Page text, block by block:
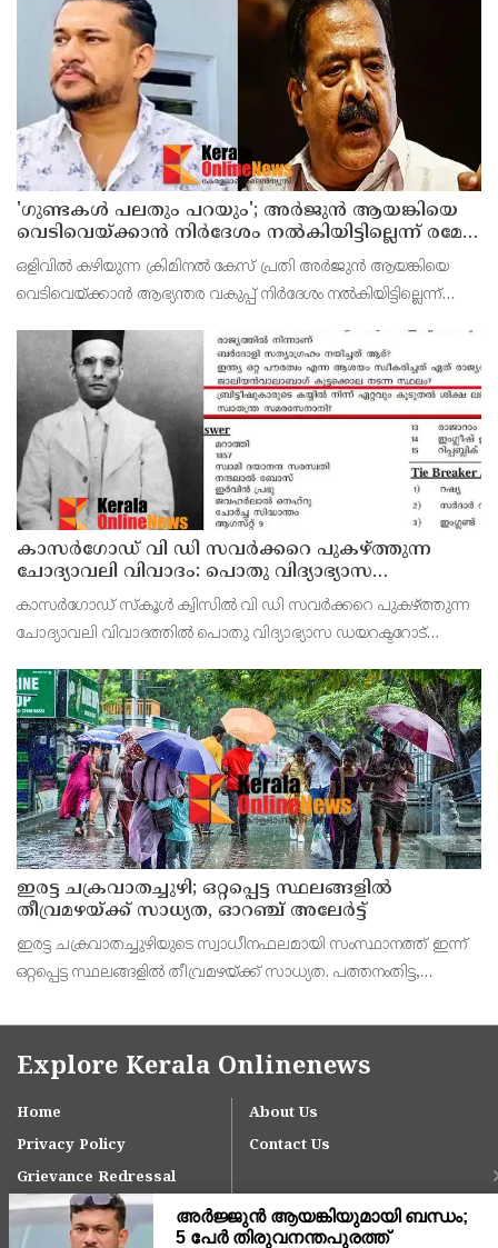
ആശുപത്രി വിട്ടു. ജൂണ്‍ 11ന് പുലര്‍ച്ചെയാണ
'ഗുണ്ടകൾ പലതും പറയും'; അർജുൻ ആയങ്കിയെ
വെടിവെയ്ക്കാൻ നിർദേശം നൽകിയിട്ടില്ലെന്ന് രമേശ്
ചെന്നിത്തല
ഒളിവില്‍ കഴിയുന്ന ക്രിമിനല്‍ കേസ് പ്രതി അര്‍ജുന്‍ ആയങ്കിയെ
വെടിവെയ്ക്കാന്‍ ആഭ്യന്തര വകുപ്പ് നിര്‍ദേശം നല്‍കിയിട്ടില്ലെന്ന്
കാസർഗോഡ് വി ഡി സവർക്കറെ പുകഴ്ത്തുന്ന
ചോദ്യാവലി വിവാദം: പൊതു വിദ്യാഭ്യാസ
ഡയറക്ടറോട് റിപ്പോർട്ട് തേടി വിദ്യാഭ്യാസ മന്ത്രി
കാസർഗോഡ് സ്‌കൂൾ ക്വിസിൽ വി ഡി സവർക്കറെ പുകഴ്ത്തുന്ന
ചോദ്യാവലി വിവാദത്തിൽ പൊതു വിദ്യാഭ്യാസ ഡയറക്ടറോട്
വിവാദത്തിൽ കാസർകോട് ജില്ലാ വിദ്യാഭ്യാസ ഉപ
ഇരട്ട ചക്രവാതച്ചുഴി; ഒറ്റപ്പെട്ട സ്ഥലങ്ങളില്‍
തീവ്രമഴയ്ക്ക് സാധ്യത, ഓറഞ്ച് അലേർട്ട്
ഇരട്ട ചക്രവാതച്ചുഴിയുടെ സ്വാധീനഫലമായി സംസ്ഥാനത്ത് ഇന്ന്
ഒറ്റപ്പെട്ട സ്ഥലങ്ങളില്‍ തീവ്രമഴയ്ക്ക് സാധ്യത. പത്തനംതിട്ട,
ജില്ലകളിലാണ് ഇന്ന് തീവ്ര
Explore Kerala Onlinenews
Home
About Us
Privacy Policy
Contact Us
Grievance Redressal